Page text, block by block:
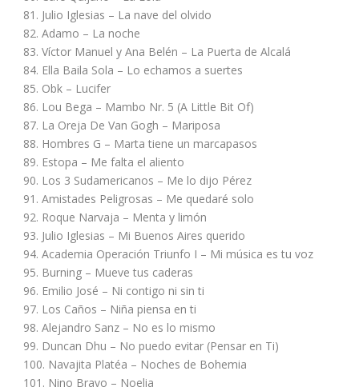
81. Julio Iglesias – La nave del olvido
82. Adamo – La noche
83. Víctor Manuel y Ana Belén – La Puerta de Alcalá
84. Ella Baila Sola – Lo echamos a suertes
85. Obk – Lucifer
86. Lou Bega – Mambo Nr. 5 (A Little Bit Of)
87. La Oreja De Van Gogh – Mariposa
88. Hombres G – Marta tiene un marcapasos
89. Estopa – Me falta el aliento
90. Los 3 Sudamericanos – Me lo dijo Pérez
91. Amistades Peligrosas – Me quedaré solo
92. Roque Narvaja – Menta y limón
93. Julio Iglesias – Mi Buenos Aires querido
94. Academia Operación Triunfo I – Mi música es tu voz
95. Burning – Mueve tus caderas
96. Emilio José – Ni contigo ni sin ti
97. Los Caños – Niña piensa en ti
98. Alejandro Sanz – No es lo mismo
99. Duncan Dhu – No puedo evitar (Pensar en Ti)
100. Navajita Platéa – Noches de Bohemia
101. Nino Bravo – Noelia